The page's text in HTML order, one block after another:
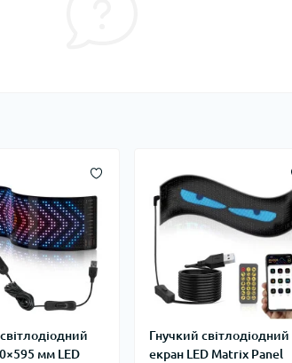
мм LED
Гнучкий світлодіодний
екран LED Matrix Panel